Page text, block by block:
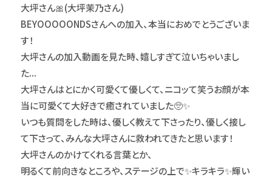
大坪さん🎀(大坪茉乃さん)
BEYOOOOONDSさんへの加入、本当におめでとうございま
す！
大坪さんの加入動画を見た時、嬉しすぎて泣いちゃいまし
た...
大坪さんはとにかく可愛くて優しくて、ニコッて笑うお顔が本
当に可愛くて大好きで癒されていました🥺✨
いつも質問をした時は、優しく教えて下さったり、優しく接し
て下さって、みんな大坪さんに救われてきたと思います！
大坪さんのかけてくれる言葉とか、
明るくて前向きなところや、ステージの上で✨キラキラ✨輝い